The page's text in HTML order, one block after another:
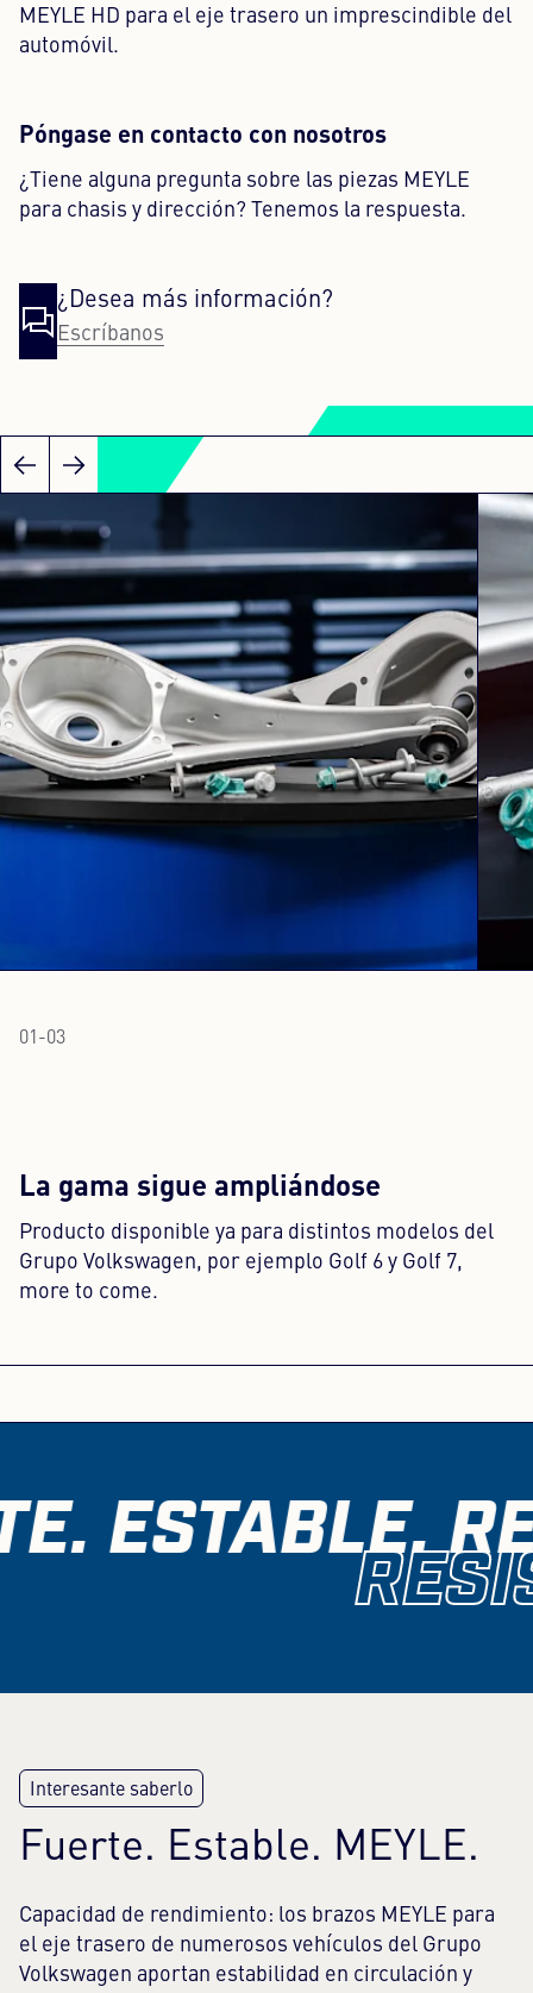
MEYLE HD para el eje trasero un imprescindible del
automóvil.
Póngase en contacto con nosotros
¿Tiene alguna pregunta sobre las piezas MEYLE
para chasis y dirección? Tenemos la respuesta.
¿Desea más información?
Escríbanos
01 -03
La gama sigue ampliándose
Producto disponible ya para distintos modelos del
Grupo Volkswagen, por ejemplo Golf 6 y Golf 7,
more to come.
ESTABLE.
Fuerte. Estable. MEYLE.
Capacidad de rendimiento: los brazos MEYLE para
el eje trasero de numerosos vehículos del Grupo
Volkswagen aportan estabilidad en circulación y